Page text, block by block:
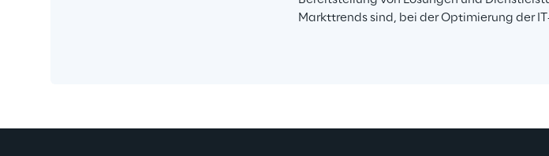
Markttrends sind, bei der Optimierung der